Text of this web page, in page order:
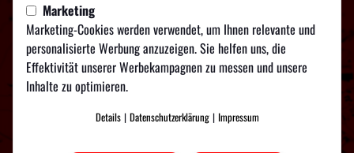
Marketing
Marketing-Cookies werden verwendet, um Ihnen relevante und
personalisierte Werbung anzuzeigen. Sie helfen uns, die
Effektivität unserer Werbekampagnen zu messen und unsere
Inhalte zu optimieren.
Details | Datenschutzerklärung | Impressum
TSV Weilimdorf
auf Social Media folgen